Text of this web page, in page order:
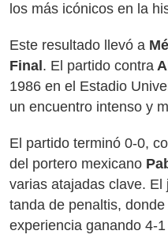
los más icónicos en la
Este resultado llevó a
Final . El partido contra
1986 en el Estadio
un encuentro intenso y
El partido terminó 0-0,
del portero mexicano
varias atajadas clave.
tanda de penaltis,
experiencia ganando 4-